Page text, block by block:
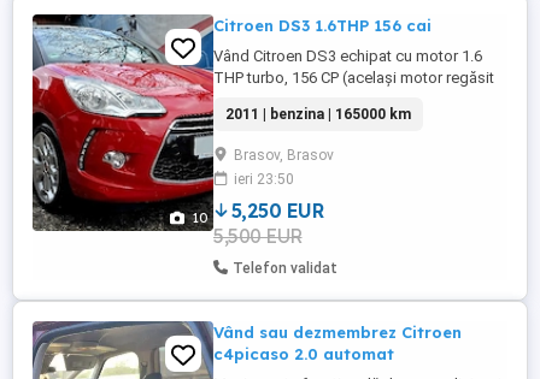
10
Citroen DS3 1.6THP 156 cai
Vând Citroen DS3 echipat cu motor 1.6
THP turbo, 156 CP (același motor regăsit
foarte bun între performanță și consum.
An fabricație: 2011 Kilometraj: 165.000 km
(în creștere) Cutie de viteze: manuală, 6
trepte Dotări: Navigație originală Comenzi
pe volan Pilot ...
2011 | benzina | 165000 km
Brasov, Brasov
ieri 23:50
5,250 EUR
5,500 EUR
Telefon validat
Vând sau dezmembrez Citroen
c4picaso 2.0 automat